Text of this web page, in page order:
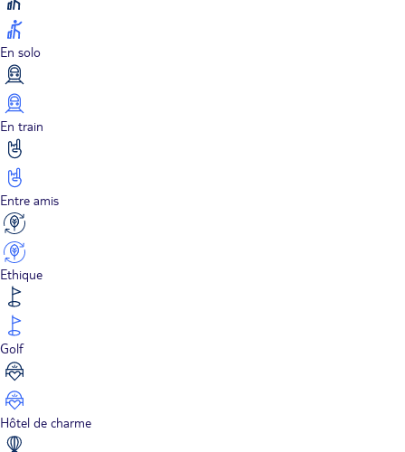
En solo
En train
Entre amis
Ethique
Golf
Hôtel de charme